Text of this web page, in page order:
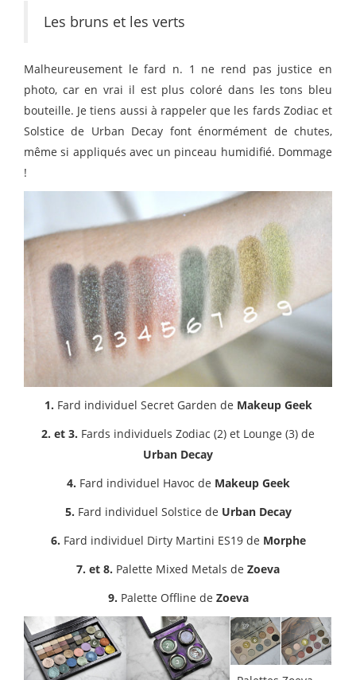
Les bruns et les verts
Malheureusement le fard n. 1 ne rend pas justice en
photo, car en vrai il est plus coloré dans les tons bleu
bouteille. Je tiens aussi à rappeler que les fards Zodiac et
Solstice de Urban Decay font énormément de chutes,
même si appliqués avec un pinceau humidifié. Dommage
!
1. Fard individuel Secret Garden de Makeup Geek
2. et 3. Fards individuels Zodiac (2) et Lounge (3) de
Urban Decay
4. Fard individuel Havoc de Makeup Geek
5. Fard individuel Solstice de Urban Decay
6. Fard individuel Dirty Martini ES19 de Morphe
7. et 8. Palette Mixed Metals de Zoeva
9. Palette Offline de Zoeva